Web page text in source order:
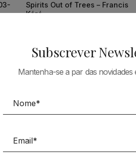
Spirits Out of Trees – Francis
Kéré
Tudo em Arquitectura
Subscrever
Mantenha-se a par das novidades